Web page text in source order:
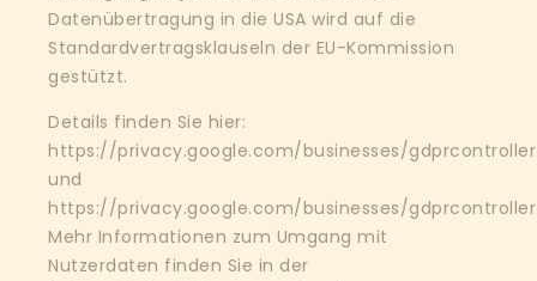
Datenübertragung in die USA wird auf die
Standardvertragsklauseln der EU-Kommission
gestützt.
Details finden Sie hier:
https://privacy.google.com/businesses/
und
https://privacy.google.com/businesses/
Mehr Informationen zum Umgang mit
Nutzerdaten finden Sie in der